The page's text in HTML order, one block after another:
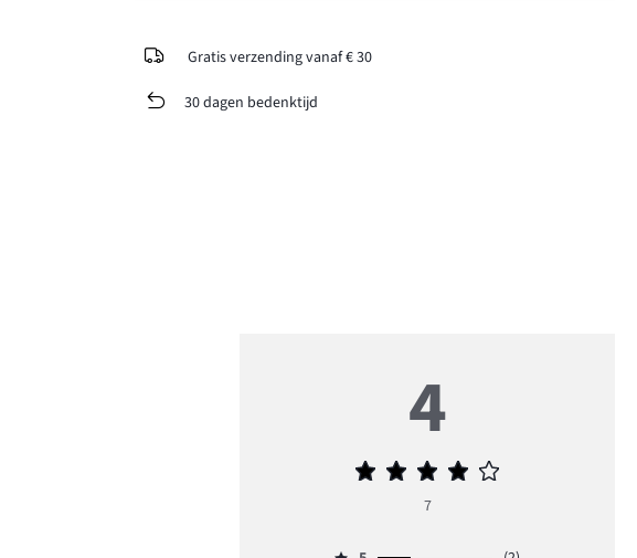
Gratis verzending vanaf € 30
30 dagen bedenktijd
4
Gemiddelde
4
7